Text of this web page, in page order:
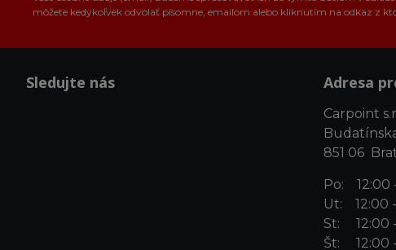
môžete kedykoľvek odvolať písomne, emailom alebo kliknutím na odkaz z
Sledujte nás Adresa
Carpoint
851 06
Po: 12:00
Ut: 12:00 -
St: 12:00 -
Št: 12:00 -